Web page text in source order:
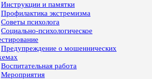
Инструкции и памятки
Профилактика экстремизма
Советы психолога
Социально-психологическое
Предупреждение о мошеннических
Воспитательная работа
Мероприятия